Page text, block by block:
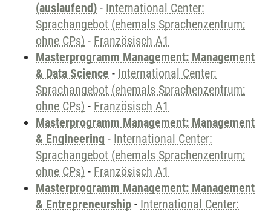
(auslaufend) - International Center:
Sprachangebot (ehemals Sprachenzentrum;
ohne CPs) - Französisch A1
Masterprogramm Management: Management
& Data Science - International Center:
Sprachangebot (ehemals Sprachenzentrum;
ohne CPs) - Französisch A1
Masterprogramm Management: Management
& Engineering - International Center:
Sprachangebot (ehemals Sprachenzentrum;
ohne CPs) - Französisch A1
Masterprogramm Management: Management
& Entrepreneurship - International Center: